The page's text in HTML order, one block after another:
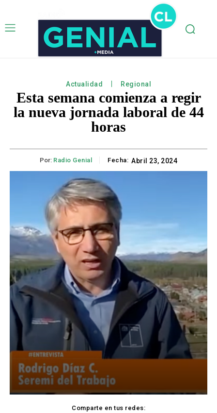
Actualidad Regional
Esta semana comienza a regir
la nueva jornada laboral de 44
horas
Por: Radio Genial Fecha: Abril 23, 2024
Comparte en tus redes: